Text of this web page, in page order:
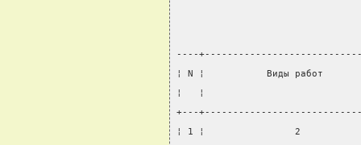
----
¦ N ¦           Виды работ
¦   ¦
+---
¦ 1 ¦                2